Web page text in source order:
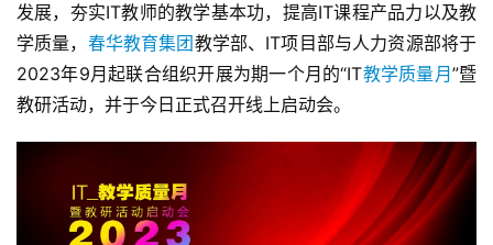
发展，夯实IT教师的教学基本功，提高IT课程产品力以及教
学质量， 春华教育集团教学部、IT项目部与人力资源部将于
2023年9月起联合组织开展为期一个月的“IT教学质量月 ”暨
教研活动，并于今日正式召开线上启动会。